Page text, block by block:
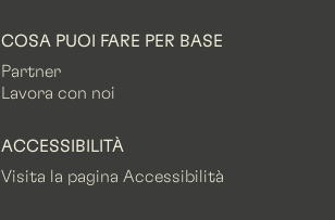
COSA PUOI FARE PER BASE
Partner
Lavora con noi
ACCESSIBILITÀ
Visita la pagina Accessibilità